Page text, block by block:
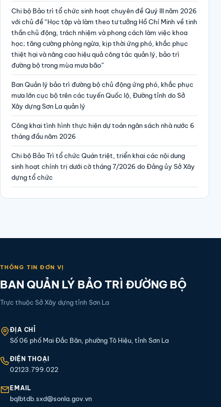
Chi bộ Bảo trì tổ chức sinh hoạt chuyên đề Quý III năm 2026
với chủ đề “Học tập và làm theo tư tưởng Hồ Chí Minh về tinh
thần chủ động, trách nhiệm và phong cách làm việc khoa
học; tăng cường phòng ngừa, kịp thời ứng phó, khắc phục
thiệt hại và nâng cao hiệu quả công tác quản lý, bảo trì
đường bộ trong mùa mưa bão”
Ban Quản lý bảo trì đường bộ chủ động ứng phó, khắc phục
mưa lớn cục bộ trên các tuyến Quốc lộ, Đường tỉnh do Sở
Xây dựng Sơn La quản lý
Công khai tình hình thực hiện dự toán ngân sách nhà nước 6
tháng đầu năm 2026
Chi bộ Bảo Trì tổ chức Quán triệt, triển khai các nội dung
sinh hoạt chính trị dưới cờ tháng 7/2026 do Đảng ủy Sở Xây
dựng tổ chức
THÔNG TIN ĐƠN VỊ
BAN QUẢN LÝ BẢO TRÌ ĐƯỜNG BỘ
Trực thuộc Sở Xây dựng tỉnh Sơn La
ĐỊA CHỈ
Số 06 phố Mai Đắc Bân, phường Tô Hiệu, tỉnh Sơn La
ĐIỆN THOẠI
02123.799.022
EMAIL
bqlbtdb.sxd@sonla.gov.vn